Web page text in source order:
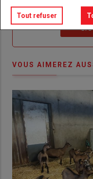
Lien
VOUS AIMEREZ
Tout refuser